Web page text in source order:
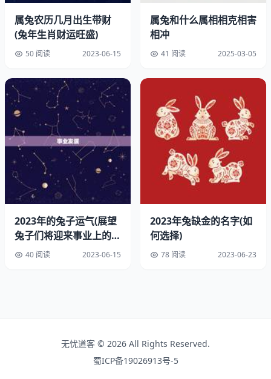
1、999年不是闰年，出生日期在2月4日之前或之后并不影
响属兔的计算。
2、023年是兔年，届时1999年出生的朋友将年满24岁。
闰年的情况下。
2、如果不确定自己的出生日期，可以通过身份证号码中的
属兔农历几月出生带财
(兔年生肖财运旺盛)
50 阅读 2023-06-15
属兔和什么属相相克相害
相冲
41 阅读 2025-03-05
2023年的兔子运气(展望
兔子们将迎来事业上的大
发展)40 阅读 2023-06-15
2023年兔缺金的名字(如
何选择)
78 阅读 2023-06-23
无忧道客 © 2026 All Rights Reserved.
蜀ICP备19026913号-5